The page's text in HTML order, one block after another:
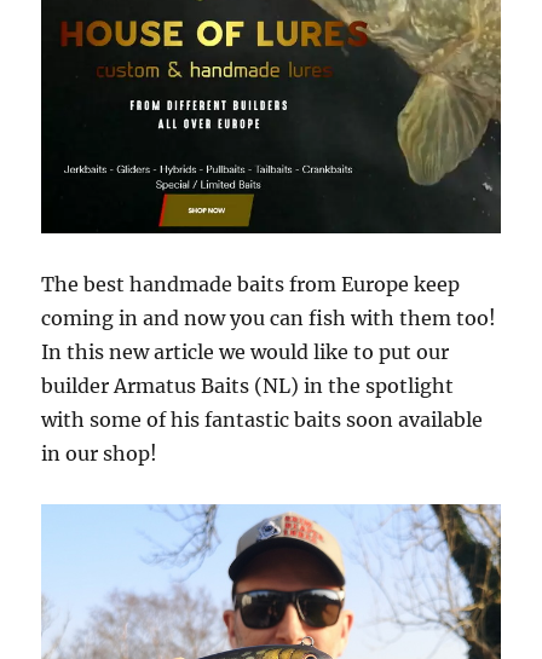
The best handmade baits from Europe keep
coming in and now you can fish with them too!
In this new article we would like to put our
builder Armatus Baits (NL) in the spotlight
with some of his fantastic baits soon available
in our shop!